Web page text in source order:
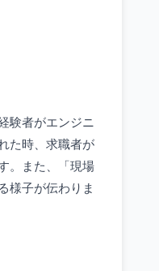
験者がエンジニ
た時、求職者が
。また、「現場
様子が伝わりま